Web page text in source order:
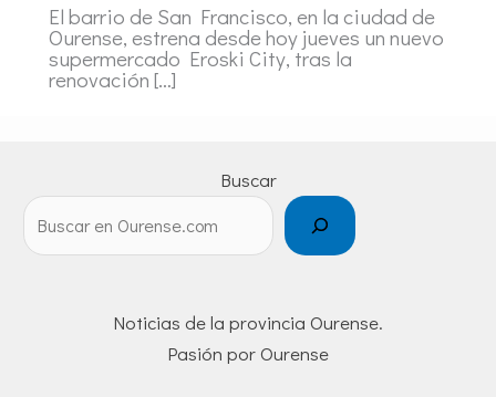
El barrio de San Francisco, en la ciudad de
Ourense, estrena desde hoy jueves un nuevo
supermercado Eroski City, tras la
renovación […]
Buscar
Noticias de la provincia Ourense.
Pasión por Ourense